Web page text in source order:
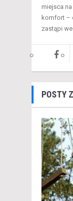
miejsca
komfort –
zastąpi
POSTY Z